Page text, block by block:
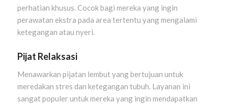
perhatian khusus. Cocok bagi mereka yang ingin
perawatan ekstra pada area tertentu yang mengalami
ketegangan atau nyeri.
Pijat Relaksasi
Menawarkan pijatan lembut yang bertujuan untuk
meredakan stres dan ketegangan tubuh. Layanan ini
sangat populer untuk mereka yang ingin mendapatkan